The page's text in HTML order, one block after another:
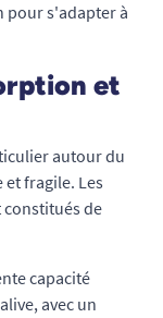
pour s'adapter à
et
autour du
fragile. Les
de
capacité
avec un